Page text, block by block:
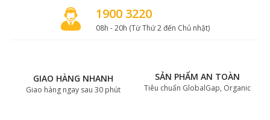
1900 3220
08h - 20h (Từ Thứ 2 đến Chủ nhật)
GIAO HÀNG NHANH
Giao hàng ngay sau 30 phút
SẢN PHẨM AN TOÀN
Tiêu chuẩn GlobalGap, Organic